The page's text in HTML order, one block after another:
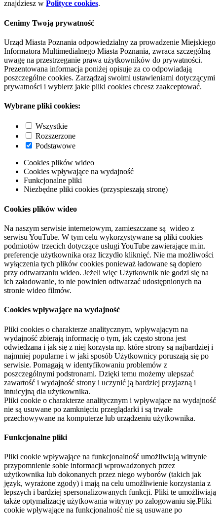
znajdziesz w Polityce cookies.
Cenimy Twoją prywatność
Urząd Miasta Poznania odpowiedzialny za prowadzenie Miejskiego
Informatora Multimedialnego Miasta Poznania, zwraca szczególną
uwagę na przestrzeganie prawa użytkowników do prywatności.
Prezentowana informacja poniżej opisuje za co odpowiadają
poszczególne cookies. Zarządzaj swoimi ustawieniami dotyczącymi
prywatności i wybierz jakie pliki cookies chcesz zaakceptować.
Wybrane pliki cookies:
Wszystkie
Rozszerzone
Podstawowe
Cookies plików wideo
Cookies wpływające na wydajność
Funkcjonalne pliki
Niezbędne pliki cookies (przyspieszają stronę)
Cookies plików wideo
Na naszym serwisie internetowym, zamieszczane są wideo z
serwisu YouTube. W tym celu wykorzystywane są pliki cookies
podmiotów trzecich dotyczące usługi YouTube zawierające m.in.
preferencje użytkownika oraz liczydło kliknięć. Nie ma możliwości
wyłączenia tych plików cookies ponieważ ładowane są dopiero
przy odtwarzaniu wideo. Jeżeli więc Użytkownik nie godzi się na
ich załadowanie, to nie powinien odtwarzać udostępnionych na
stronie wideo filmów.
Cookies wpływające na wydajność
Pliki cookies o charakterze analitycznym, wpływającym na
wydajność zbierają informację o tym, jak często strona jest
odwiedzana i jak się z niej korzysta np. które strony są najbardziej i
najmniej popularne i w jaki sposób Użytkownicy poruszają się po
serwisie. Pomagają w identyfikowaniu problemów z
poszczególnymi podstronami. Dzięki temu możemy ulepszać
zawartość i wydajność strony i uczynić ją bardziej przyjazną i
intuicyjną dla użytkownika.
Pliki cookie o charakterze analitycznym i wpływające na wydajność
nie są usuwane po zamknięciu przeglądarki i są trwale
przechowywane na komputerze lub urządzeniu użytkownika.
Funkcjonalne pliki
Pliki cookie wpływające na funkcjonalność umożliwiają witrynie
przypomnienie sobie informacji wprowadzonych przez
użytkownika lub dokonanych przez niego wyborów (takich jak
język, wyrażone zgody) i mają na celu umożliwienie korzystania z
lepszych i bardziej spersonalizowanych funkcji. Pliki te umożliwiają
także optymalizację użytkowania witryny po zalogowaniu się.Pliki
cookie wpływające na funkcjonalność nie są usuwane po